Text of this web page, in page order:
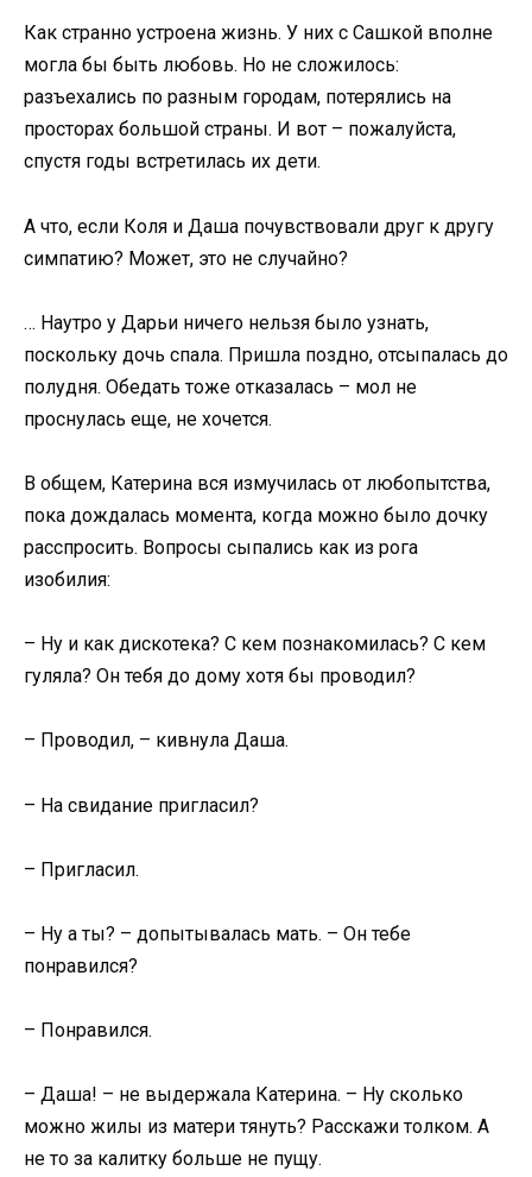
Как странно устроена жизнь. У них с Сашкой вполне
могла бы быть любовь. Но не сложилось:
разъехались по разным городам, потерялись на
просторах большой страны. И вот – пожалуйста,
спустя годы встретилась их дети.
А что, если Коля и Даша почувствовали друг к другу
симпатию? Может, это не случайно?
… Наутро у Дарьи ничего нельзя было узнать,
поскольку дочь спала. Пришла поздно, отсыпалась до
полудня. Обедать тоже отказалась – мол не
проснулась еще, не хочется.
В общем, Катерина вся измучилась от любопытства,
пока дождалась момента, когда можно было дочку
расспросить. Вопросы сыпались как из рога
изобилия:
– Ну и как дискотека? С кем познакомилась? С кем
гуляла? Он тебя до дому хотя бы проводил?
– Проводил, – кивнула Даша.
– На свидание пригласил?
– Пригласил.
– Ну а ты? – допытывалась мать. – Он тебе
понравился?
– Понравился.
– Даша! – не выдержала Катерина. – Ну сколько
можно жилы из матери тянуть? Расскажи толком. А
не то за калитку больше не пущу.